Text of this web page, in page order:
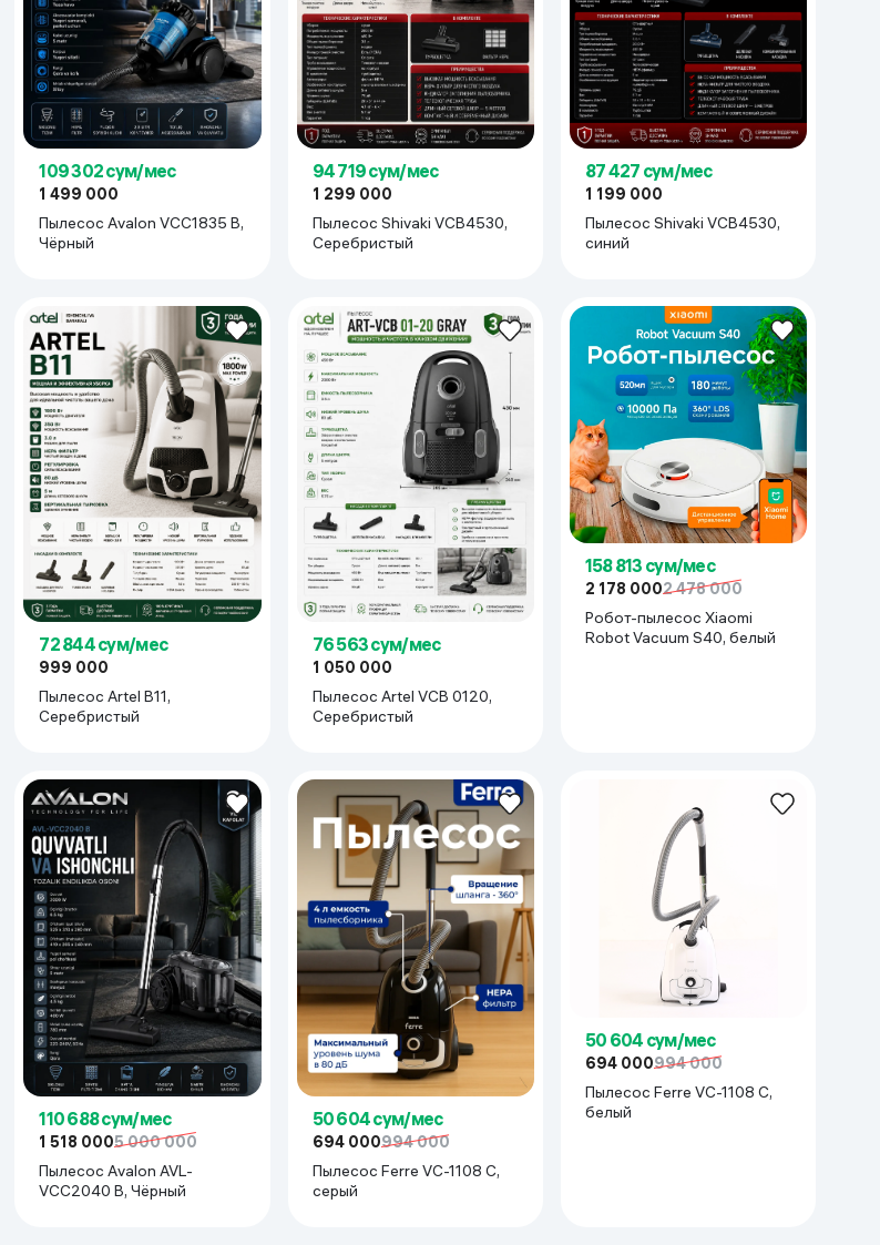
109 302 сум/мес
1 499 000
Пылесос Avalon VCC1835 B,
Чёрный
94 719 сум/мес
1 299 000
Пылесос Shivaki VCB4530,
Серебристый
87 427 сум/мес
1 199 000
Пылесос Shivaki VCB4530,
синий
72 844 сум/мес
999 000
Пылесос Artel B11,
Серебристый
76 563 сум/мес
1 050 000
Пылесос Artel VCB 0120,
Серебристый
158 813 сум/мес
2 178 0002 478 000
Робот-пылесос Xiaomi
Robot Vacuum S40, белый
110 688 сум/мес
1 518 0005 000 000
Пылесос Avalon AVL-
VCC2040 B, Чёрный
50 604 сум/мес
694 000994 000
Пылесос Ferre VC-1108 C,
серый
50 604 сум/мес
694 000994 000
Пылесос Ferre VC-1108 C,
белый